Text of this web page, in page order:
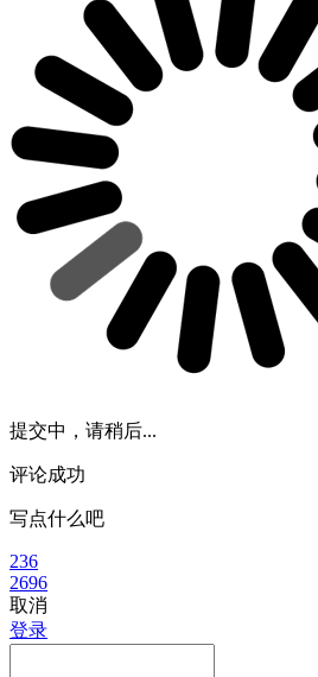
提交中，请稍后...
评论成功
写点什么吧
236
2696
取消
登录